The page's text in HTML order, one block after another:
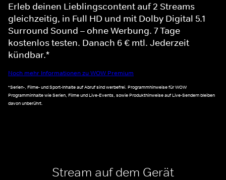
Erleb deinen Lieblingscontent auf 2 Streams
gleichzeitig, in Full HD und mit Dolby Digital 5.1
Surround Sound – ohne Werbung. 7 Tage
kostenlos testen. Danach 6 € mtl. Jederzeit
kündbar.*
Noch mehr Informationen zu WOW Premium
*Serien-, Filme- und Sport-Inhalte auf Abruf sind werbefrei. Programmhinweise für WOW
Programminhalte wie Serien, Filme und Live-Events, sowie Produkthinweise auf Live-Sendern bleiben
davon unberührt.
Stream auf dem Gerät